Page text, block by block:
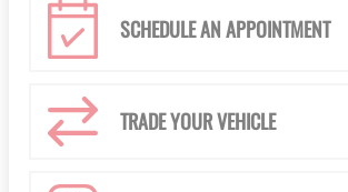
SCHEDULE AN APPOINTMENT
TRADE YOUR VEHICLE